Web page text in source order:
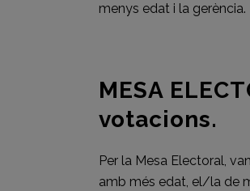
menys edat i la gerència.
MESA
votacions.
Per la Mesa Electoral,
amb més edat, el/la de